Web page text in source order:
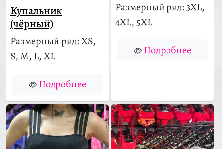
Купальник
(чёрный)
Размерный ряд: XS,
S, M, L, XL
Подробнее
Размерный ряд: 3XL,
4XL, 5XL
Подробнее